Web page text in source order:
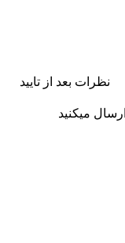
نظرات بعد از تایید
میکنید